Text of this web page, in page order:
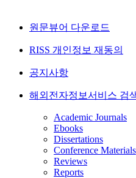
원문뷰어 다운로드
RISS 개인정보 재동의
공지사항
해외전자정보서비스 검
Academic Journals
Ebooks
Dissertations
Conference Materials
Reviews
Reports